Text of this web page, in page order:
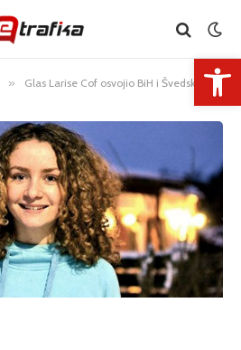
» Glas Larise Cof osvojio BiH i Švedsku